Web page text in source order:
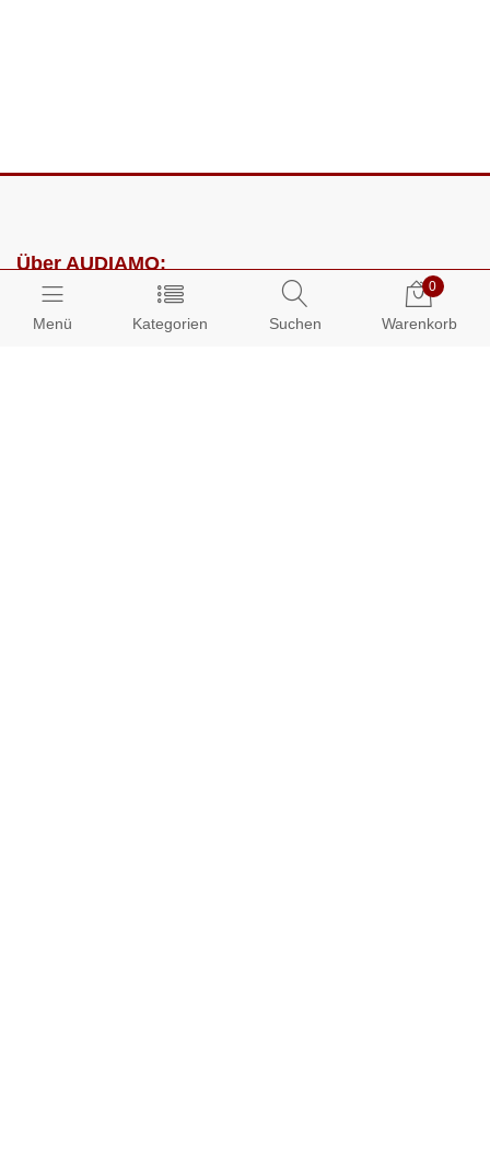
Menü Kategorien Suchen
0
Warenkorb
Über AUDIAMO:
Impressum